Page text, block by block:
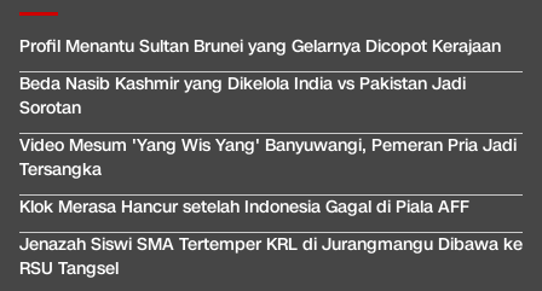
Profil Menantu Sultan Brunei yang Gelarnya Dicopot Kerajaan
Beda Nasib Kashmir yang Dikelola India vs Pakistan Jadi
Sorotan
Video Mesum 'Yang Wis Yang' Banyuwangi, Pemeran Pria Jadi
Tersangka
Klok Merasa Hancur setelah Indonesia Gagal di Piala AFF
Jenazah Siswi SMA Tertemper KRL di Jurangmangu Dibawa ke
RSU Tangsel